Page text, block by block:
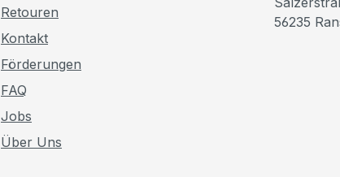
Retouren
Kontakt
Förderungen
FAQ
Jobs
Über Uns
56235